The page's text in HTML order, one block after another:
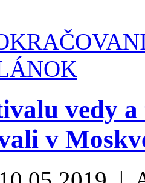
vedy
v